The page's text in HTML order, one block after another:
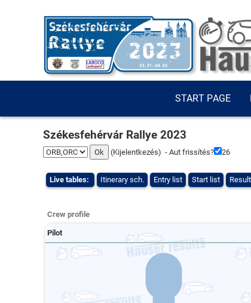
START PAGE
Székesfehérvár Rallye 2023
(Kijelentkezés) - Aut frissítés? 25
Live tables: Itinerary sch. Entry list Start list
Crew profile
Pilot